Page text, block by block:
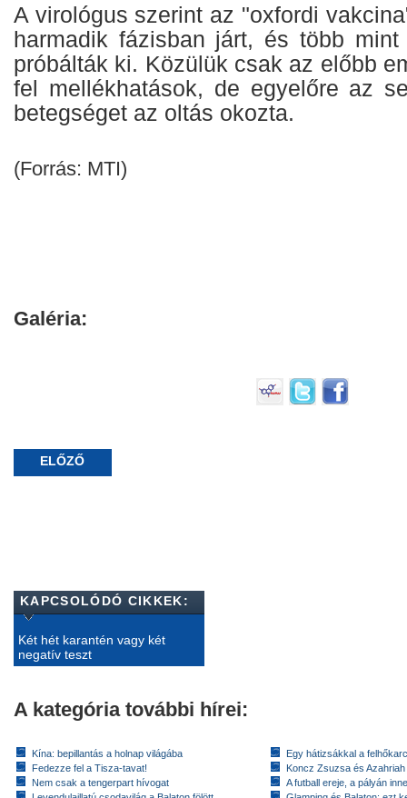
A virológus szerint az "oxfordi
harmadik fázisban járt, és több
próbálták ki. Közülük csak az előbb
fel mellékhatások, de egyelőre az
betegséget az oltás okozta.
(Forrás: MTI)
Galéria:
ELŐZŐ
KAPCSOLÓDÓ CIKKEK:
Két hét karantén vagy két
negatív teszt
A kategória további hírei:
Kína: bepillantás a holnap világába
Fedezze fel a Tisza-tavat!
Nem csak a tengerpart hívogat
Egy hátizsákkal a
Koncz Zsuzsa és
A futball ereje, a pályán